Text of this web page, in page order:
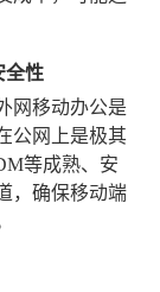
全性
网移动办公是
公网上是极其
等成熟、安
，确保移动端